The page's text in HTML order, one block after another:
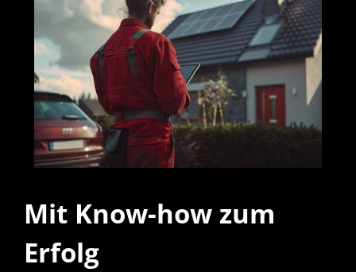
Mit Know-how zum
Erfolg